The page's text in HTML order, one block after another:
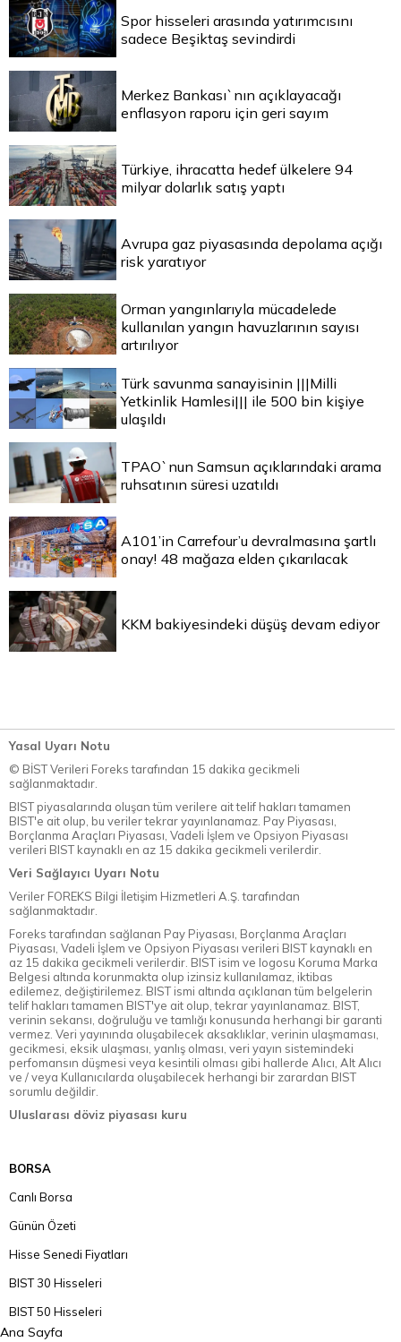
Spor hisseleri arasında yatırımcısını
sadece Beşiktaş sevindirdi
Merkez Bankası`nın açıklayacağı
enflasyon raporu için geri sayım
Türkiye, ihracatta hedef ülkelere 94
milyar dolarlık satış yaptı
Avrupa gaz piyasasında depolama açığı
risk yaratıyor
Orman yangınlarıyla mücadelede
kullanılan yangın havuzlarının sayısı
artırılıyor
Türk savunma sanayisinin |||Milli
Yetkinlik Hamlesi||| ile 500 bin kişiye
ulaşıldı
TPAO`nun Samsun açıklarındaki arama
ruhsatının süresi uzatıldı
A101’in Carrefour’u devralmasına şartlı
onay! 48 mağaza elden çıkarılacak
KKM bakiyesindeki düşüş devam ediyor
Yasal Uyarı Notu
© BİST Verileri Foreks tarafından 15 dakika gecikmeli
sağlanmaktadır.
BIST piyasalarında oluşan tüm verilere ait telif hakları tamamen
BIST'e ait olup, bu veriler tekrar yayınlanamaz. Pay Piyasası,
Borçlanma Araçları Piyasası, Vadeli İşlem ve Opsiyon Piyasası
verileri BIST kaynaklı en az 15 dakika gecikmeli verilerdir.
Veri Sağlayıcı Uyarı Notu
Veriler FOREKS Bilgi İletişim Hizmetleri A.Ş. tarafından
sağlanmaktadır.
Foreks tarafından sağlanan Pay Piyasası, Borçlanma Araçları
Piyasası, Vadeli İşlem ve Opsiyon Piyasası verileri BIST kaynaklı en
az 15 dakika gecikmeli verilerdir. BIST isim ve logosu Koruma Marka
Belgesi altında korunmakta olup izinsiz kullanılamaz, iktibas
edilemez, değiştirilemez. BIST ismi altında açıklanan tüm belgelerin
telif hakları tamamen BIST'ye ait olup, tekrar yayınlanamaz. BIST,
verinin sekansı, doğruluğu ve tamlığı konusunda herhangi bir garanti
vermez. Veri yayınında oluşabilecek aksaklıklar, verinin ulaşmaması,
gecikmesi, eksik ulaşması, yanlış olması, veri yayın sistemindeki
perfomansın düşmesi veya kesintili olması gibi hallerde Alıcı, Alt Alıcı
ve / veya Kullanıcılarda oluşabilecek herhangi bir zarardan BIST
sorumlu değildir.
Uluslarası döviz piyasası kuru
BORSA
Canlı Borsa
Günün Özeti
Hisse Senedi Fiyatları
BIST 30 Hisseleri
BIST 50 Hisseleri
Ana Sayfa